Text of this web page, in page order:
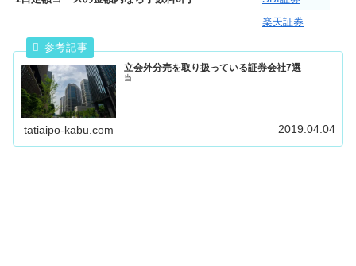
楽天証券
立会外分売を取り扱っている証券会社7選
当...
tatiaipo-kabu.com 2019.04.04